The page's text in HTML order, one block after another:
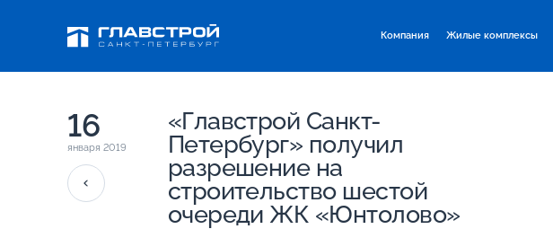
Компания Жилые комплексы
16
января 2019
«Главстрой Санкт-
Петербург» получил
разрешение на
строительство шестой
очереди ЖК «Юнтолово»